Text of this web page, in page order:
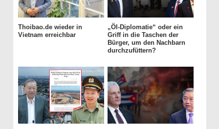
Thoibao.de wieder in
Vietnam erreichbar
„Öl-Diplomatie“ oder ein
Griff in die Taschen der
Bürger, um den Nachbarn
durchzufüttern?